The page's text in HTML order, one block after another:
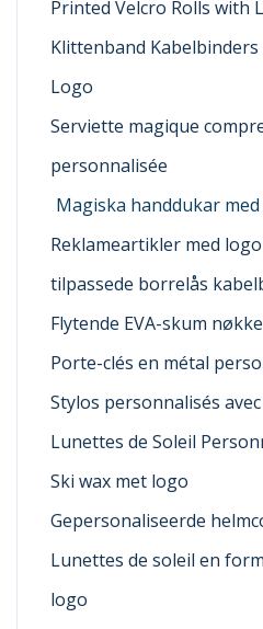
Printed Velcro Rolls with
Klittenband
Logo
Serviette magique
personnalisée
Magiska handdukar
Reklameartikler med logo
tilpassede borrelås
Flytende EVA-skum
Porte-clés en métal
Stylos personnalisés
Lunettes de Soleil
Ski wax met logo
Gepersonaliseerde
Lunettes de soleil en
logo